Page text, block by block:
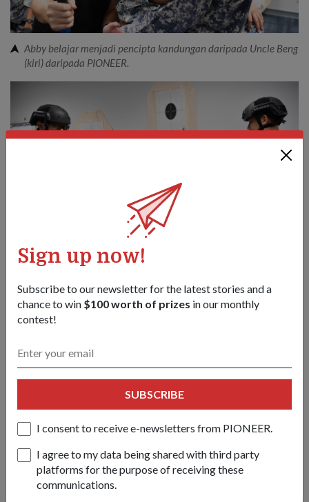
Sign up now!
Subscribe to our newsletter for the latest stories and a
chance to win $100 worth of prizes in our monthly
contest!
SUBSCRIBE
I consent to receive e-newsletters from PIONEER.
I agree to my data being shared with third party
platforms for the purpose of receiving these
communications.
Abby belajar menjadi pencipta kandungan daripada Uncle Beng
(kiri) daripada PIONEER.
Abby merakam ayahnya (paling kiri) yang sedang beraksi
dengan demonstrasi pemeriksaan badan ke atas orang yang
mencurigakan.